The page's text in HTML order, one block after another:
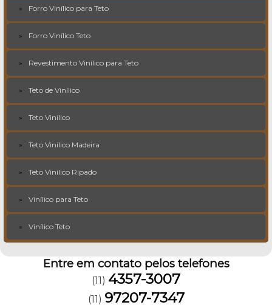
Forro Vinílico para Teto
Forro Vinílico Teto
Revestimento Vinílico para Teto
Teto de Vinílico
Teto Vinílico
Teto Vinílico Madeira
Teto Vinílico Ripado
Vinílico para Teto
Vinílico Teto
Entre em contato pelos telefones
(11) 4357-3007
(11) 97207-7347